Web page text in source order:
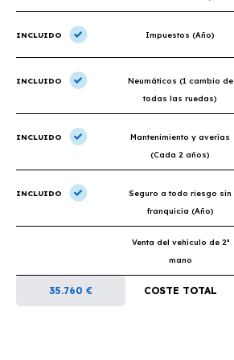
INCLUIDO Impuestos (Año)
INCLUIDO
Neumáticos (1 cambio de
todas las ruedas)
INCLUIDO
Mantenimiento y averías
(Cada 2 años)
INCLUIDO
Seguro a todo riesgo sin
franquicia (Año)
Venta del vehículo de 2ª
mano
35.760 € COSTE TOTAL